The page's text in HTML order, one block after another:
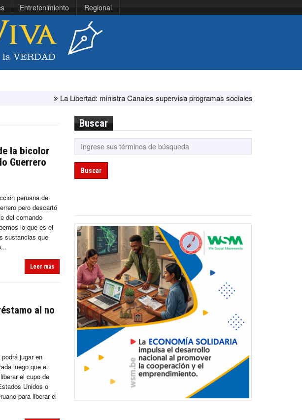
Entretenimiento Regional
La Libertad: ministra Canales supervisa programas sociales y acciones ante El Niño
la bicolor
Guerrero
peruana de
pero descartó
del comando
lo que es el
sustancias que
Leer más
al no
jugar en
luego que el
el cupo de
Unidos o
para liberar el
Buscar
Buscar